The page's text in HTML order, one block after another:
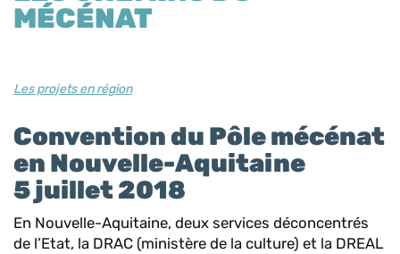
MÉCÉNAT
Les projets en région
Convention du Pôle mécénat
en Nouvelle-Aquitaine
5 juillet 2018
En Nouvelle-Aquitaine, deux services déconcentrés
de l’Etat, la DRAC (ministère de la culture) et la DREAL